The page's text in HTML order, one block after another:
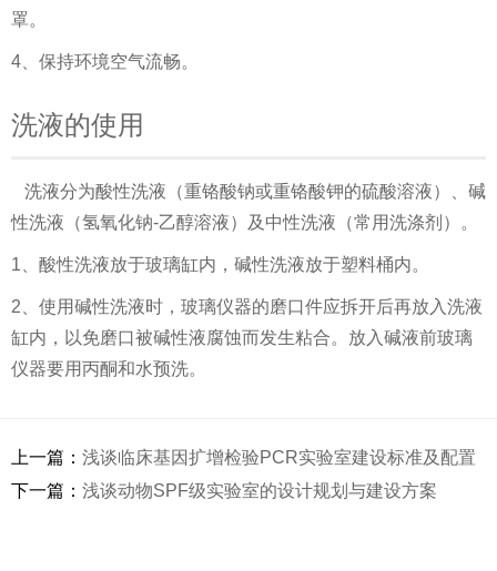
罩。
4、保持环境空气流畅。
洗液的使用
洗液分为酸性洗液（重铬酸钠或重铬酸钾的硫酸溶液）、碱
性洗液（氢氧化钠-乙醇溶液）及中性洗液（常用洗涤剂）。
1、酸性洗液放于玻璃缸内，碱性洗液放于塑料桶内。
2、使用碱性洗液时，玻璃仪器的磨口件应拆开后再放入洗液
缸内，以免磨口被碱性液腐蚀而发生粘合。放入碱液前玻璃
仪器要用丙酮和水预洗。
上一篇： 浅谈临床基因扩增检验PCR实验室建设标准及配置
下一篇： 浅谈动物SPF级实验室的设计规划与建设方案